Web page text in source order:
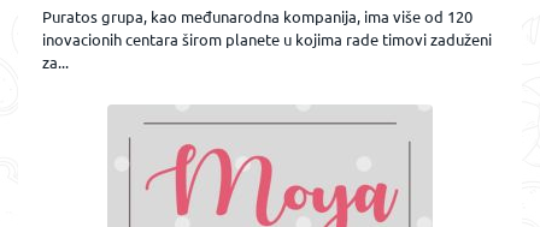
Puratos grupa, kao međunarodna kompanija, ima više od 120
inovacionih centara širom planete u kojima rade timovi zaduženi
za...